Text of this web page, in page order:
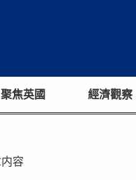
聚焦英國 經濟觀察
容